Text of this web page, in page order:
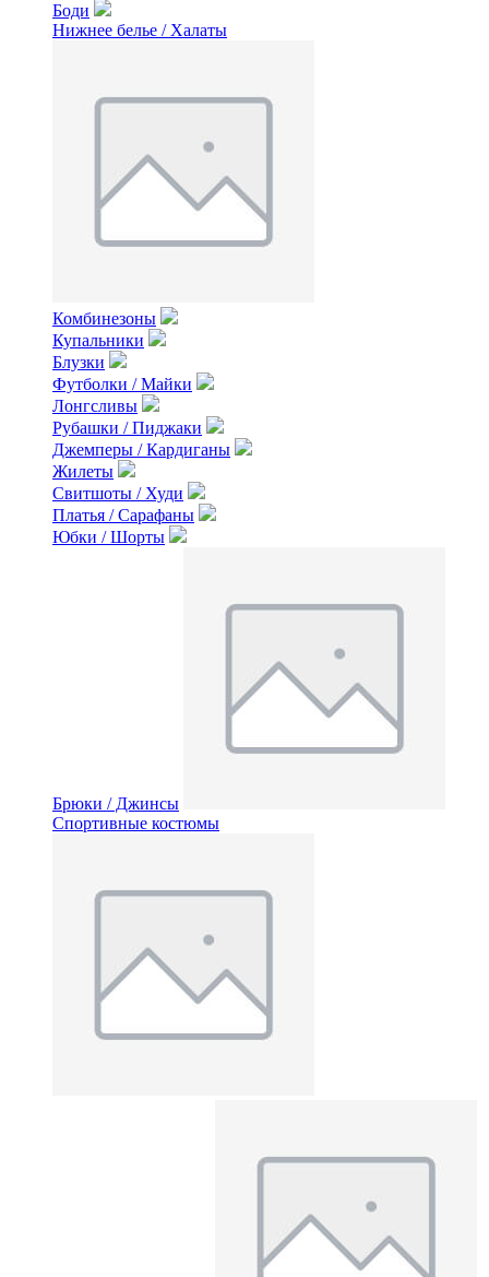
Боди
Нижнее белье / Халаты
Комбинезоны
Купальники
Блузки
Футболки / Майки
Лонгсливы
Рубашки / Пиджаки
Джемперы / Кардиганы
Жилеты
Свитшоты / Худи
Платья / Сарафаны
Юбки / Шорты
Брюки / Джинсы
Спортивные костюмы